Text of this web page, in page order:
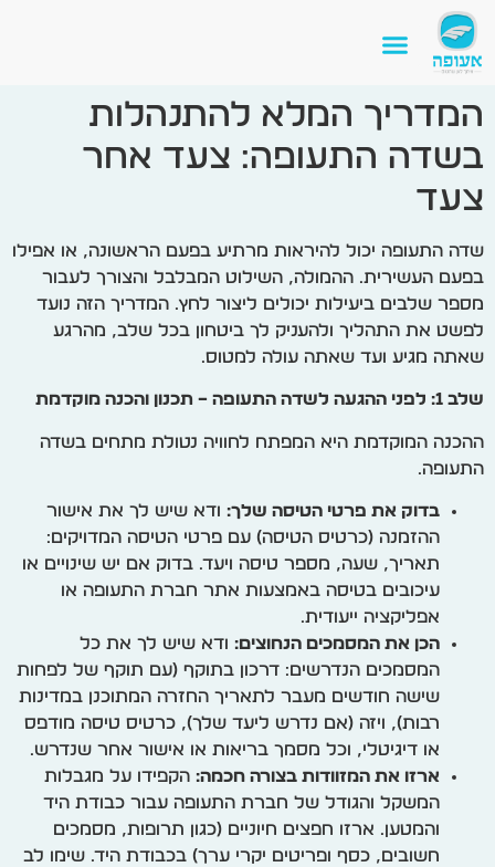
המדריך המלא להתנהלות
בשדה התעופה: צעד אחר
צעד
שדה התעופה יכול להיראות מרתיע בפעם הראשונה, או אפילו
בפעם העשירית. ההמולה, השילוט המבלבל והצורך לעבור
מספר שלבים ביעילות יכולים ליצור לחץ. המדריך הזה נועד
לפשט את התהליך ולהעניק לך ביטחון בכל שלב, מהרגע
שאתה מגיע ועד שאתה עולה למטוס.
שלב 1: לפני ההגעה לשדה התעופה – תכנון והכנה מוקדמת
ההכנה המוקדמת היא המפתח לחוויה נטולת מתחים בשדה
התעופה.
בדוק את פרטי הטיסה שלך: ודא שיש לך את אישור
ההזמנה (כרטיס הטיסה) עם פרטי הטיסה המדויקים:
תאריך, שעה, מספר טיסה ויעד. בדוק אם יש שינויים או
עיכובים בטיסה באמצעות אתר חברת התעופה או
אפליקציה ייעודית.
הכן את המסמכים הנחוצים: ודא שיש לך את כל
המסמכים הנדרשים: דרכון בתוקף (עם תוקף של לפחות
שישה חודשים מעבר לתאריך החזרה המתוכנן במדינות
רבות), ויזה (אם נדרש ליעד שלך), כרטיס טיסה מודפס
או דיגיטלי, וכל מסמך בריאות או אישור אחר שנדרש.
ארזו את המזוודות בצורה חכמה: הקפידו על מגבלות
המשקל והגודל של חברת התעופה עבור כבודת היד
והמטען. ארזו חפצים חיוניים (כגון תרופות, מסמכים
חשובים, כסף ופריטים יקרי ערך) בכבודת היד. שימו לב